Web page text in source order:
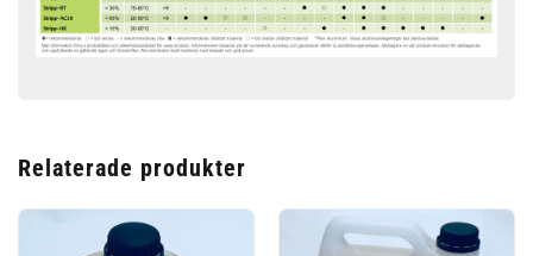
Relaterade produkter